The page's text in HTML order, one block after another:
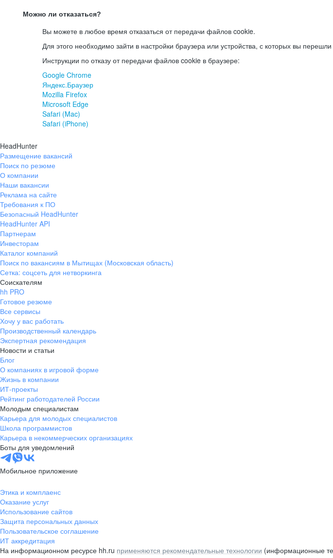
Можно ли отказаться?
Вы можете в любое время отказаться от передачи файлов cookie.
Для этого необходимо зайти в настройки браузера или устройства, с которых вы
Инструкции по отказу от передачи файлов cookie в браузере:
Google Chrome
Яндекс.Браузер
Mozilla Firefox
Microsoft Edge
Safari (Mac)
Safari (iPhone)
HeadHunter
Размещение вакансий
Поиск по резюме
О компании
Наши вакансии
Реклама на сайте
Требования к ПО
Безопасный HeadHunter
HeadHunter API
Партнерам
Инвесторам
Каталог компаний
Поиск по вакансиям в Мытищах (Московская область)
Сетка: соцсеть для нетворкинга
Соискателям
hh PRO
Готовое резюме
Все сервисы
Хочу у вас работать
Производственный календарь
Экспертная рекомендация
Новости и статьи
Блог
О компаниях в игровой форме
Жизнь в компании
ИТ-проекты
Рейтинг работодателей России
Молодым специалистам
Карьера для молодых специалистов
Школа программистов
Карьера в некоммерческих организациях
Боты для уведомлений
Мобильное приложение
Этика и комплаенс
Оказание услуг
Использование сайтов
Защита персональных данных
Пользовательское соглашение
ИТ аккредитация
На информационном ресурсе hh.ru применяются рекомендательные технологии (информационные